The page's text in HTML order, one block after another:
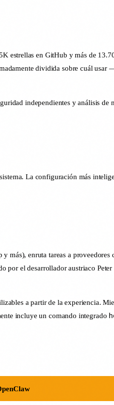
estrellas en GitHub y más de
dividida sobre cuál usar
independientes y análisis de
La configuración más
más), enruta tareas a
por el desarrollador austriaco
a partir de la experiencia.
incluye un comando integrado